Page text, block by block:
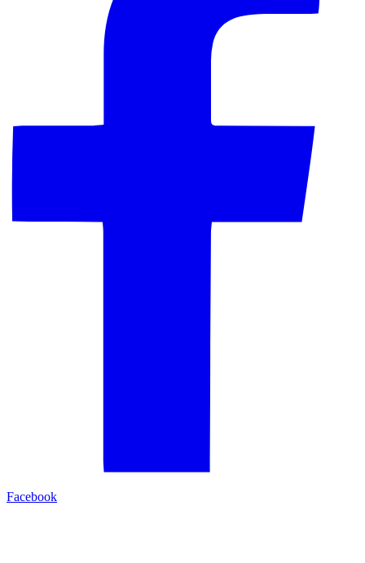
Facebook